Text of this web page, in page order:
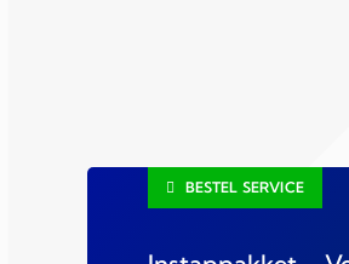
BESTEL SERVICE